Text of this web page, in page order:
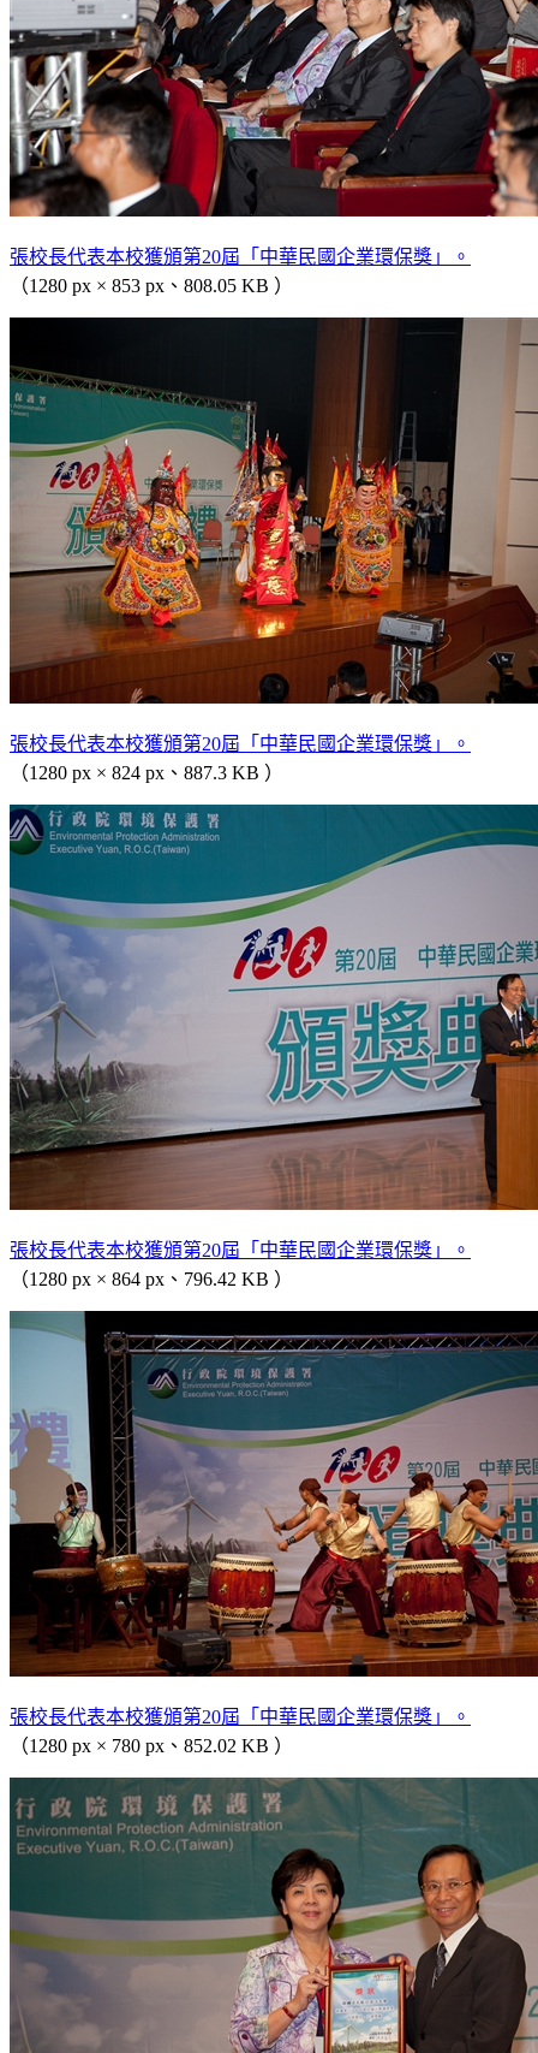
張校長代表本校獲頒第20屆「中華民國企業環保獎」。
（1280 px × 853 px、808.05 KB ）
張校長代表本校獲頒第20屆「中華民國企業環保獎」。
（1280 px × 824 px、887.3 KB ）
張校長代表本校獲頒第20屆「中華民國企業環保獎」。
（1280 px × 864 px、796.42 KB ）
張校長代表本校獲頒第20屆「中華民國企業環保獎」。
（1280 px × 780 px、852.02 KB ）